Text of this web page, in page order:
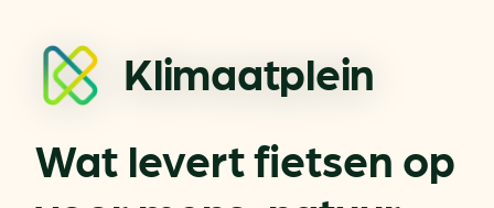
Klimaatplein
Wat levert fietsen op